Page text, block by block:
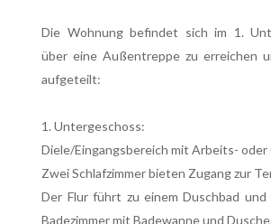
Die Wohnung befindet sich im 1.
über eine Außentreppe zu erreichen
aufgeteilt:
1. Untergeschoss:
Diele/Eingangsbereich mit Arbeits- oder
Zwei Schlafzimmer bieten Zugang zur
Der Flur führt zu einem Duschbad
Badezimmer mit Badewanne und Dusche.